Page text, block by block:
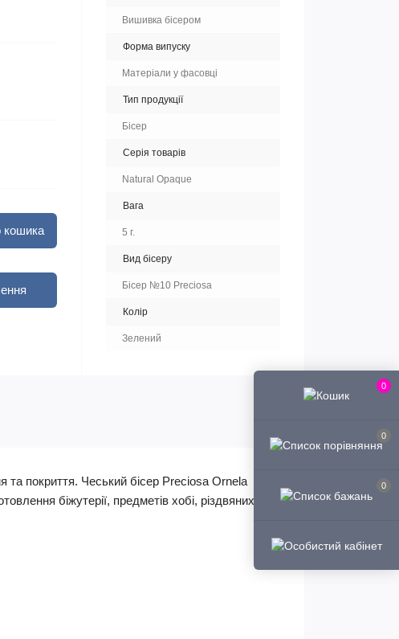
0
0
0
кошика
Вишивка бісером
Форма випуску
Матеріали у фасовці
Тип продукції
Бісер
Серія товарів
Natural Opaque
Вага
5 г.
Вид бісеру
Бісер №10 Preciosa
Колір
Зелений
та покриття. Чеський бісер Preciosa Ornela
біжутерії, предметів хобі, різдвяних